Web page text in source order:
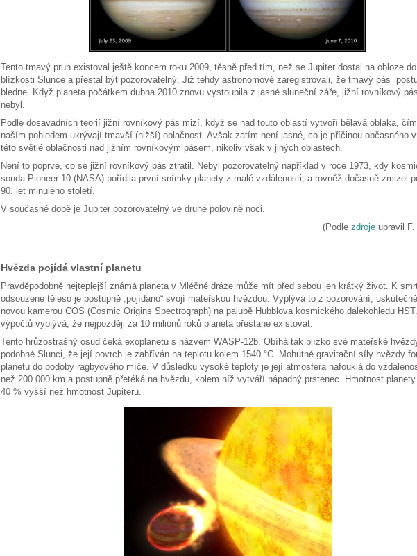
Tento tmavý pruh existoval ještě koncem roku 2009, těsně před tím, než se Jupiter dostal na obloze
blízkosti Slunce a přestal být pozorovatelný. Již tehdy astronomové zaregistrovali, že tmavý pás
bledne. Když planeta počátkem dubna 2010 znovu vystoupila z jasné sluneční záře, jižní rovníkový
nebyl.
Podle dosavadních teorií jižní rovníkový pás mizí, když se nad touto oblastí vytvoří bělavá oblaka,
naším pohledem ukrývají tmavší (nižší) oblačnost. Avšak zatím není jasné, co je příčinou občasného
této světlé oblačnosti nad jižním rovníkovým pásem, nikoliv však v jiných oblastech.
Není to poprvé, co se jižní rovníkový pás ztratil. Nebyl pozorovatelný například v roce 1973, kdy
sonda Pioneer 10 (NASA) pořídila první snímky planety z malé vzdálenosti, a rovněž dočasně zmizel
90. let minulého století.
V současné době je Jupiter pozorovatelný ve druhé polovině noci.
(Podle zdroje upravil
Hvězda pojídá vlastní planetu
Pravděpodobně nejteplejší známá planeta v Mléčné dráze může mít před sebou jen krátký život. K
odsouzené těleso je postupně „pojídáno“ svojí mateřskou hvězdou. Vyplývá to z pozorování,
novou kamerou COS (Cosmic Origins Spectrograph) na palubě Hubblova kosmického dalekohledu
výpočtů vyplývá, že nejpozději za 10 miliónů roků planeta přestane existovat.
Tento hrůzostrašný osud čeká exoplanetu s názvem WASP-12b. Obíhá tak blízko své mateřské
podobné Slunci, že její povrch je zahříván na teplotu kolem 1540 °C. Mohutné gravitační síly hvězdy
planetu do podoby ragbyového míče. V důsledku vysoké teploty je její atmosféra nafouklá do
než 200 000 km a postupně přetéká na hvězdu, kolem níž vytváří nápadný prstenec. Hmotnost
40 % vyšší než hmotnost Jupiteru.